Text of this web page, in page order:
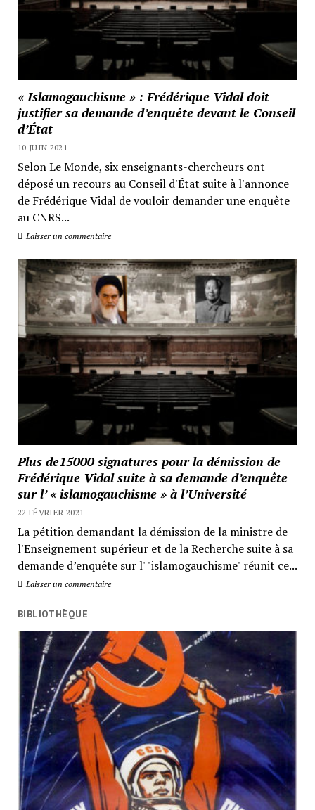
« Islamogauchisme » : Frédérique Vidal doit
justifier sa demande d’enquête devant le Conseil
d’État
10 JUIN 2021
Selon Le Monde, six enseignants-chercheurs ont
déposé un recours au Conseil d'État suite à l'annonce
de Frédérique Vidal de vouloir demander une enquête
au CNRS...
Laisser un commentaire
Plus de15000 signatures pour la démission de
Frédérique Vidal suite à sa demande d’enquête
sur l’ « islamogauchisme » à l’Université
22 FÉVRIER 2021
La pétition demandant la démission de la ministre de
l'Enseignement supérieur et de la Recherche suite à sa
demande d’enquête sur l' "islamogauchisme" réunit ce...
Laisser un commentaire
BIBLIOTHÈQUE